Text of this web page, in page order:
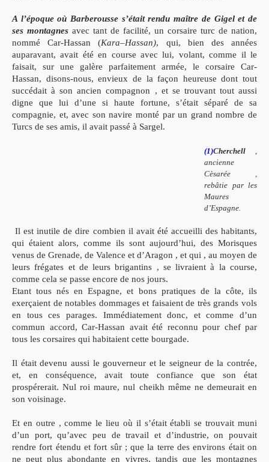
A l’époque où Barberousse s’était rendu maître de Gigel et de
ses montagnes avec tant de facilité, un corsaire turc de nation,
nommé Car-Hassan (Kara–Hassan), qui, bien des années
auparavant, avait été en course avec lui, volant, comme il le
faisait, sur une galère parfaitement armée, le corsaire Car-
Hassan, disons-nous, envieux de la façon heureuse dont tout
succédait à son ancien compagnon , et se trouvant tout aussi
digne que lui d’une si haute fortune, s’était séparé de sa
compagnie, et, avec son navire monté par un grand nombre de
Turcs de ses amis, il avait passé à Sargel.
(1)Cherchell
ancienne
Cèsarée ,
rebâtie par les
Maures
d’Espagne.
Il est inutile de dire combien il avait été accueilli des habitants,
qui étaient alors, comme ils sont aujourd’hui, des Morisques
venus de Grenade, de Valence et d’Aragon , et qui , au moyen de
leurs frégates et de leurs brigantins , se livraient à la course,
comme cela se passe encore de nos jours.
Etant tous nés en Espagne, et bons pratiques de la côte, ils
exerçaient de notables dommages et faisaient de très grands vols
en tous ces parages. Immédiatement donc, et comme d’un
commun accord, Car-Hassan avait été reconnu pour chef par
tous les corsaires qui habitaient cette bourgade.
Il était devenu aussi le gouverneur et le seigneur de la contrée,
et, en conséquence, avait toute confiance que son état
prospérerait. Nul roi maure, nul cheikh même ne demeurait en
son voisinage.
Et en outre , comme le lieu où il s’était établi se trouvait muni
d’un port, qu’avec peu de travail et d’industrie, on pouvait
rendre fort étendu et fort sûr ; que la terre des environs était on
ne peut plus abondante en vivres, tandis que les montagnes